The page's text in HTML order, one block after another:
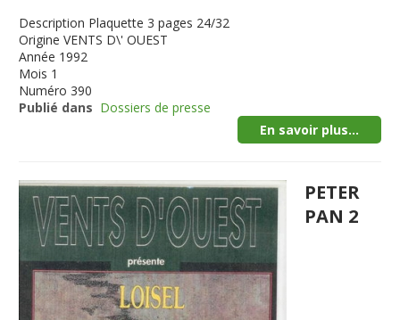
Description Plaquette 3 pages 24/32
Origine VENTS D\' OUEST
Année 1992
Mois 1
Numéro 390
Publié dans Dossiers de presse
En savoir plus...
PETER
PAN 2